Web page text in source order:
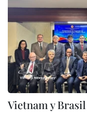
Vietnam y